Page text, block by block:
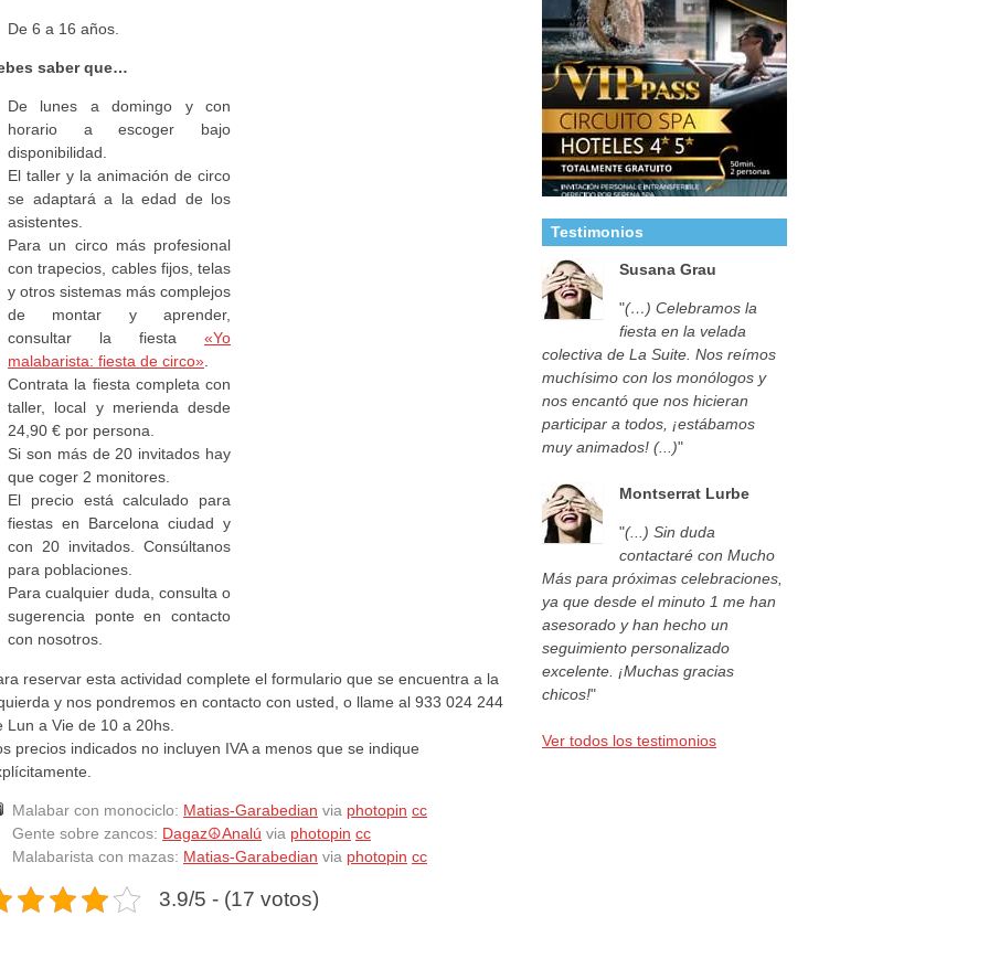
De 6 a 16 años.
saber que…
De lunes a domingo y con
horario a escoger bajo
disponibilidad.
El taller y la animación de circo
se adaptará a la edad de los
asistentes.
Para un circo más profesional
con trapecios, cables fijos, telas
y otros sistemas más complejos
de montar y aprender,
consultar la fiesta «Yo
malabarista: fiesta de circo»
Contrata la fiesta completa con
taller, local y merienda desde
24,90 € por persona.
Si son más de 20 invitados hay
que coger 2 monitores.
El precio está calculado para
fiestas en Barcelona ciudad y
con 20 invitados. Consúltanos
para poblaciones.
Para cualquier duda, consulta o
sugerencia ponte en contacto
con nosotros.
reservar esta actividad complete el formulario que se encuentra a la
y nos pondremos en contacto con usted, o llame al 933 024 244
Lun a Vie de 10 a 20hs.
precios indicados no incluyen IVA a menos que se indique
Malabar con monociclo: Matias-Garabedian via photopin cc
Gente sobre zancos: Dagaz☮Analú via photopin cc
Malabarista con mazas: Matias-Garabedian via photopin cc
3.9/5 - (17 votos)
Testimonios
Susana Grau
"(…) Celebramos la
fiesta en la velada
colectiva de La Suite. Nos reímos
muchísimo con los monólogos y
nos encantó que nos hicieran
participar a todos, ¡estábamos
muy animados! (...)"
Montserrat Lurbe
"(...) Sin duda
contactaré con Mucho
Más para próximas celebraciones,
ya que desde el minuto 1 me han
asesorado y han hecho un
seguimiento personalizado
excelente. ¡Muchas gracias
chicos!"
Ver todos los testimonios